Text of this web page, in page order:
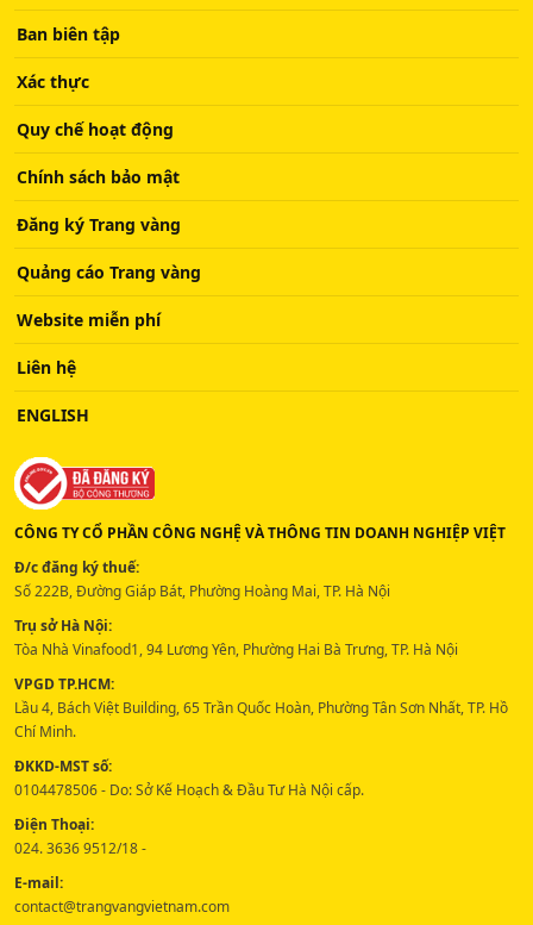
Ban biên tập
Xác thực
Quy chế hoạt động
Chính sách bảo mật
Đăng ký Trang vàng
Quảng cáo Trang vàng
Website miễn phí
Liên hệ
ENGLISH
CÔNG TY CỔ PHẦN CÔNG NGHỆ VÀ THÔNG TIN DOANH NGHIỆP VIỆT
Đ/c đăng ký thuế:
Số 222B, Đường Giáp Bát, Phường Hoàng Mai, TP. Hà Nội
Trụ sở Hà Nội:
Tòa Nhà Vinafood1, 94 Lương Yên, Phường Hai Bà Trưng, TP. Hà Nội
VPGD TP.HCM:
Lầu 4, Bách Việt Building, 65 Trần Quốc Hoàn, Phường Tân Sơn Nhất, TP. Hồ
Chí Minh.
ĐKKD-MST số:
0104478506 - Do: Sở Kế Hoạch & Đầu Tư Hà Nội cấp.
Điện Thoại:
024. 3636 9512/18 -
E-mail:
contact@trangvangvietnam.com